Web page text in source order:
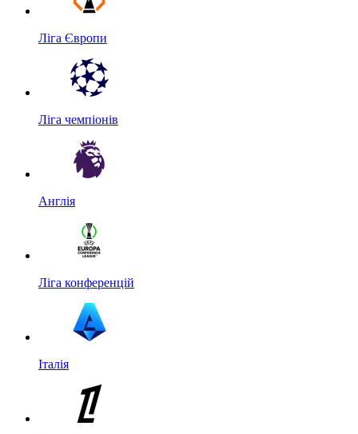
Ліга Європи
Ліга чемпіонів
Англія
Ліга конференцій
Італія